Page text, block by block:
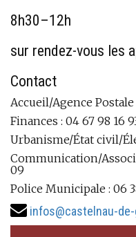
8h30–12h
sur rendez-vous les
Contact
Accueil/Agence
Finances : 04 67 98 16
Urbanisme/État civil/
Communication/
09
Police Municipale : 06
infos@castelnau-